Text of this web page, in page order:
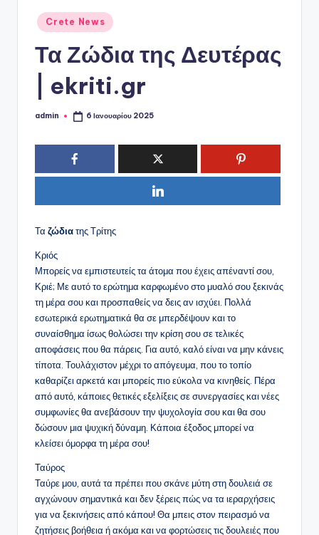
o
Αναρτήθηκε
σε
Crete News
Τα Ζώδια της Δευτέρας
| ekriti.gr
Συγγραφέας:
admin 6 Ιανουαρίου 2025
Τα ζώδιατης Τρίτης
Κριός
Μπορείς να εμπιστευτείς τα άτομα που έχεις απέναντί σου,
Κριέ; Με αυτό το ερώτημα καρφωμένο στο μυαλό σου ξεκινάς
τη μέρα σου και προσπαθείς να δεις αν ισχύει. Πολλά
εσωτερικά ερωτηματικά θα σε μπερδέψουν και το
συναίσθημα ίσως θολώσει την κρίση σου σε τελικές
αποφάσεις που θα πάρεις. Για αυτό, καλό είναι να μην κάνεις
τίποτα. Τουλάχιστον μέχρι το απόγευμα, που το τοπίο
καθαρίζει αρκετά και μπορείς πιο εύκολα να κινηθείς. Πέρα
από αυτό, κάποιες θετικές εξελίξεις σε συνεργασίες και νέες
συμφωνίες θα ανεβάσουν την ψυχολογία σου και θα σου
δώσουν μια ψυχική δύναμη. Κάποια έξοδος μπορεί να
κλείσει όμορφα τη μέρα σου!
Ταύρος
Ταύρε μου, αυτά τα πρέπει που σκάνε μύτη στη δουλειά σε
αγχώνουν σημαντικά και δεν ξέρεις πώς να τα ιεραρχήσεις
για να ξεκινήσεις από κάπου! Θα μπεις στον πειρασμό να
ζητήσεις βοήθεια ή ακόμα και να φορτώσεις τις δουλειές που